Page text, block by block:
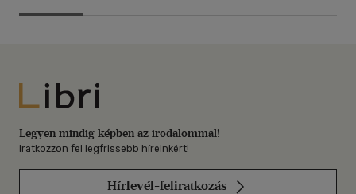
Libri
Legyen mindig képben az irodalommal!
Iratkozzon fel legfrissebb híreinkért!
Hírlevél-feliratkozás